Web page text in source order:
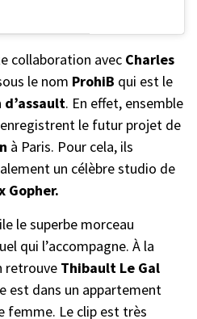
collaboration avec Charles
le nom ProhiB qui est le
. En effet, ensemble
le futur projet de
à Paris. Pour cela, ils
un célèbre studio de
Gopher.
le superbe morceau
qui l’accompagne. À la
retrouve Thibault Le Gal
est dans un appartement
femme. Le clip est très